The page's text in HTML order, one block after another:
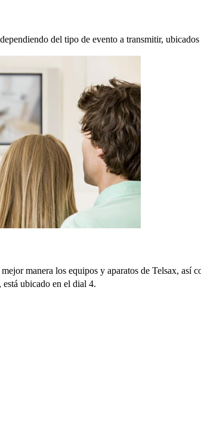
del tipo de evento a transmitir,
manera los equipos y aparatos de Telsax, así
ubicado en el dial 4.